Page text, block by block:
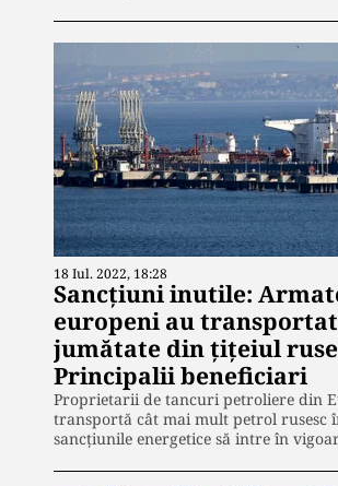
18 Iul. 2022, 18:28
Sancțiuni inutile:
europeni au transportat
jumătate din țițeiul
Principalii beneficiari
Proprietarii de tancuri petroliere din
transportă cât mai mult petrol rusesc
sancțiunile energetice să intre în